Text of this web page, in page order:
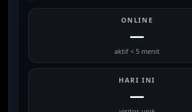
ONLINE
—
aktif < 5 menit
HARI INI
—